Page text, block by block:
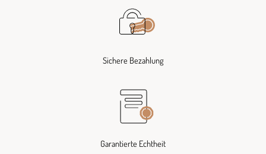
Sichere Bezahlung
Garantierte Echtheit